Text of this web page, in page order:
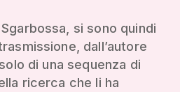
si sono quindi
dall’autore
di una sequenza di
ricerca che li ha